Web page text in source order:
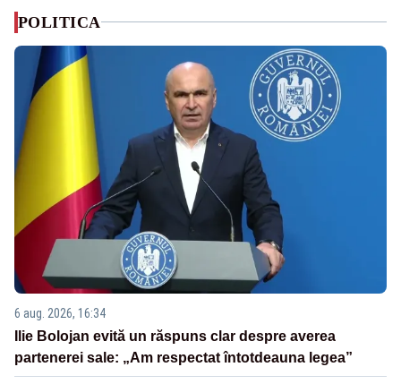
POLITICA
6 aug. 2026, 16:34
Ilie Bolojan evită un răspuns clar despre averea
partenerei sale: „Am respectat întotdeauna legea”